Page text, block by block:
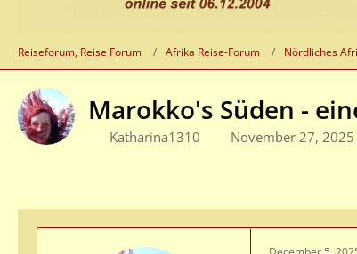
Reiseforum, Reise Forum Afrika Reise-Forum Nördliches
Marokko's Süden -
Katharina1310 November 27, 2025